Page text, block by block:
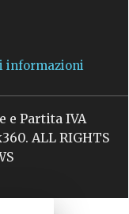
informazioni
e Partita IVA
ALL RIGHTS